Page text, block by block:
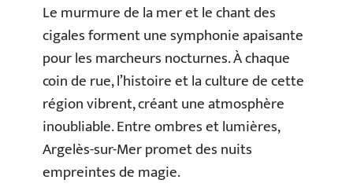
Le murmure de la mer et le chant des
cigales forment une symphonie apaisante
pour les marcheurs nocturnes. À chaque
coin de rue, l’histoire et la culture de cette
région vibrent, créant une atmosphère
inoubliable. Entre ombres et lumières,
Argelès-sur-Mer promet des nuits
empreintes de magie.